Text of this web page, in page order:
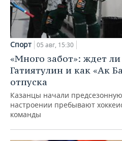
Спорт 05 авг, 15:30
«Много забот»: ждет
Гатиятулин и как «Ак
отпуска
Казанцы начали
настроении пребывают
команды